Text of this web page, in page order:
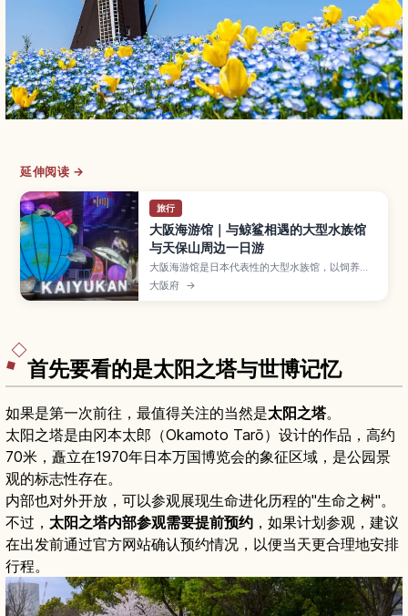
延伸阅读 →
旅行
大阪海游馆｜与鲸鲨相遇的大型水族馆
与天保山周边一日游
大阪海游馆是日本代表性的大型水族馆，以饲养鲸
鲨的太平洋大水槽、各地生态主题展区和梦幻水母
区而闻名，非常适合亲子与情侣约会。本文介绍各
大阪府 →
首先要看的是太阳之塔与世博记忆
如果是第一次前往，最值得关注的当然是太阳之塔。
太阳之塔是由冈本太郎（Okamoto Tarō）设计的作品，高约
70米，矗立在1970年日本万国博览会的象征区域，是公园景
观的标志性存在。
内部也对外开放，可以参观展现生命进化历程的"生命之树"。
不过， 太阳之塔内部参观需要提前预约 ，如果计划参观，建议
在出发前通过官方网站确认预约情况，以便当天更合理地安排
行程。